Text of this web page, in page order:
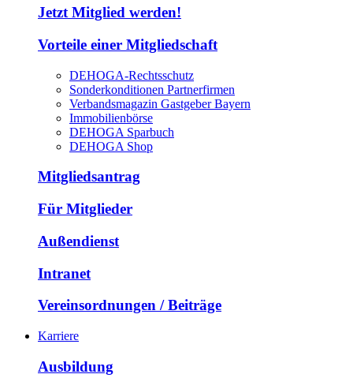
Jetzt Mitglied werden!
Vorteile einer Mitgliedschaft
DEHOGA-Rechtsschutz
Sonderkonditionen Partnerfirmen
Verbandsmagazin Gastgeber Bayern
Immobilienbörse
DEHOGA Sparbuch
DEHOGA Shop
Mitgliedsantrag
Für Mitglieder
Außendienst
Intranet
Vereinsordnungen / Beiträge
Karriere
Ausbildung